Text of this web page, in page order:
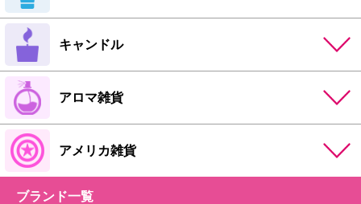
キャンドル
アロマ雑貨
アメリカ雑貨
ブランド一覧